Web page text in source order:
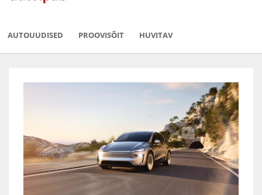
AUTOUUDISED PROOVISÕIT HUVITAV